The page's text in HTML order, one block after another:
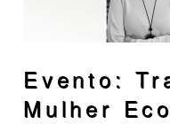
Evento:
Mulher